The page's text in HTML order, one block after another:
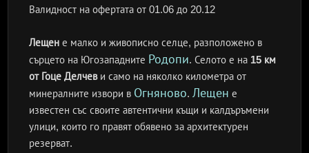
Валидност на офертатаот 01.06 до 20.12
Лещен е малко и живописно селце, разположено в
сърцето на Югозападните Родопи. Селото е на 15 км
от Гоце Делчеви само на няколко километра от
минералните извори в Огняново. Лещен е
известен със своите автентични къщи и калдъръмени
улици, които го правят обявено за архитектурен
резерват.